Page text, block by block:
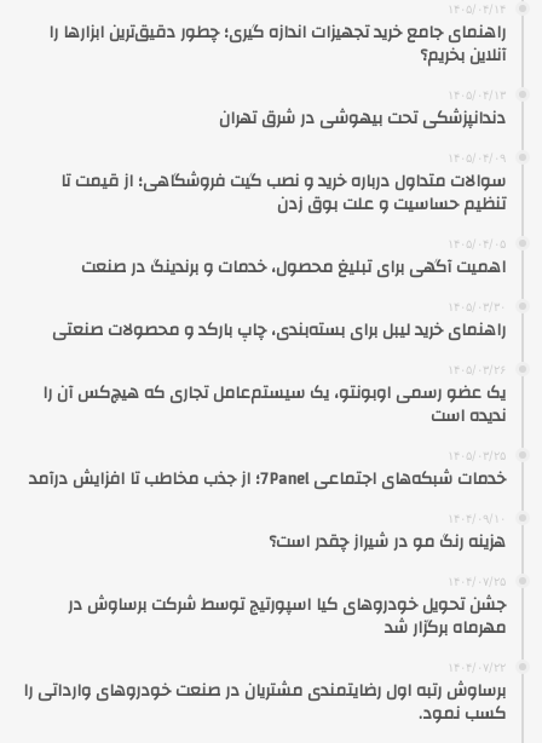
۱۴۰۵/۰۴/۱۴
راهنمای جامع خرید تجهیزات اندازه گیری؛ چطور دقیق‌ترین ابزارها را
آنلاین بخریم؟
۱۴۰۵/۰۴/۱۳
دندانپزشکی تحت بیهوشی در شرق تهران
۱۴۰۵/۰۴/۰۹
سوالات متداول درباره خرید و نصب گیت فروشگاهی؛ از قیمت تا
تنظیم حساسیت و علت بوق زدن
۱۴۰۵/۰۴/۰۵
اهمیت آگهی برای تبلیغ محصول، خدمات و برندینگ در صنعت
۱۴۰۵/۰۳/۳۰
راهنمای خرید لیبل برای بسته‌بندی، چاپ بارکد و محصولات صنعتی
۱۴۰۵/۰۳/۲۶
یک عضو رسمی اوبونتو، یک سیستم‌عامل تجاری که هیچ‌کس آن را
ندیده است
۱۴۰۵/۰۳/۲۵
خدمات شبکه‌های اجتماعی 7Panel؛ از جذب مخاطب تا افزایش درآمد
۱۴۰۴/۰۹/۱۰
هزینه رنگ مو در شیراز چقدر است؟
۱۴۰۴/۰۷/۲۵
جشن تحویل خودروهای کیا اسپورتیج توسط شرکت برساوش در
مهرماه برگزار شد
۱۴۰۴/۰۷/۲۲
برساوش رتبه اول رضایتمندی مشتریان در صنعت خودروهای وارداتی را
کسب نمود.